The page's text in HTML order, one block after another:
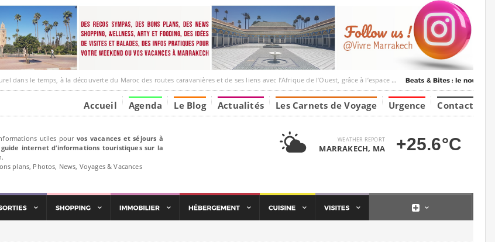
temps, à la découverte du Maroc des routes caravanières et de ses liens avec l’Afrique de l’Ouest, grâce à l’espace Marrakesh-Tumbuktu.
Accueil Agenda Le Blog Actualités Les Carnets de Voyage Urgence Contact
utiles pour vos vacances et séjours à
internet d’informations touristiques sur la
plans, Photos, News, Voyages & Vacances
WEATHER REPORT
MARRAKECH, MA +25.6°C